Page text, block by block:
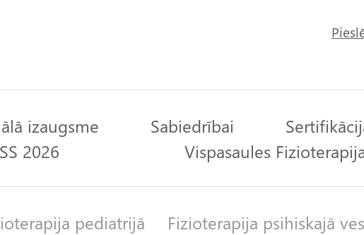
izaugsme Sabiedrībai
2026
Vispasaules
pediatrijā
Fizioterapija psihiskajā